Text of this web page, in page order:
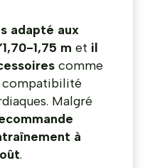
adapté aux
1,75 m et il
comme
compatibilité
Malgré
à
.